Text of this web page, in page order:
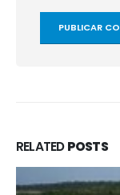
RELATEDPOSTS